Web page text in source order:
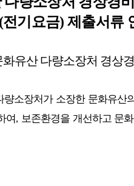
(전기요금)제출서류
화유산 다량소장처 경상
량소장처가 소장한 문화유산
여, 보존환경을 개선하고 문